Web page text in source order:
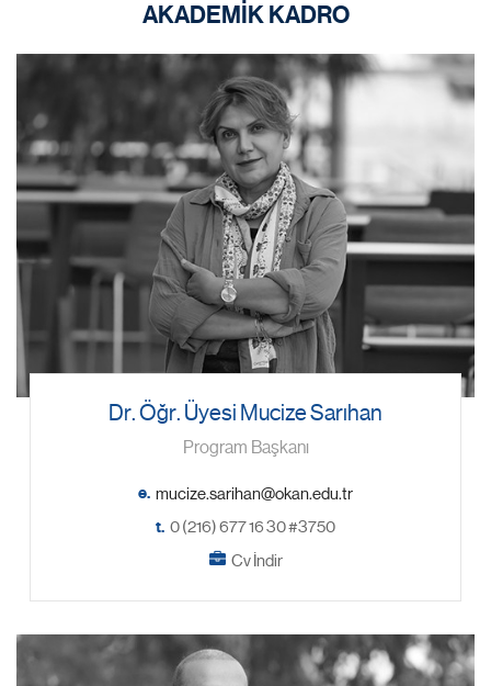
AKADEMİK KADRO
Dr. Öğr. Üyesi Mucize Sarıhan
Program Başkanı
e.
t. 0 (216) 677 16 30 #3750
Cv İndir